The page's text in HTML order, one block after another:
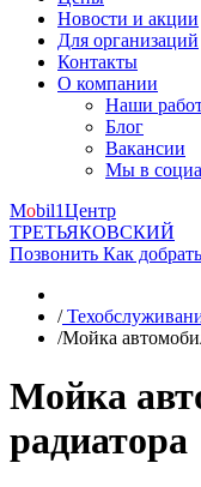
Новости и акции
Для организаций
Контакты
О компании
Наши
Блог
Вакансии
Мы в
Mobil1Центр
ТРЕТЬЯКОВСКИЙ
Позвонить Как
/
/Мойка
Мойка
радиатора